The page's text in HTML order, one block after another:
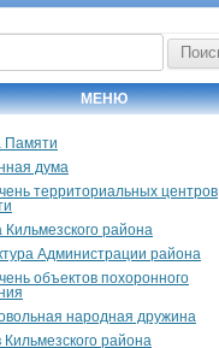
МЕНЮ
Памяти
дума
территориальных центров
Кильмезского района
Администрации района
объектов похоронного
народная дружина
Кильмезского района